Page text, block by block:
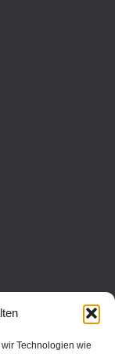
Technologien wie